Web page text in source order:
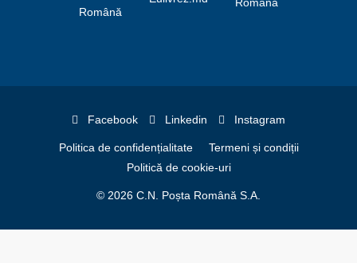
Facebook Linkedin Instagram
Politica de confidențialitate
Termeni și condiții
Politică de cookie-uri
© 2026 C.N. Poșta Română S.A.